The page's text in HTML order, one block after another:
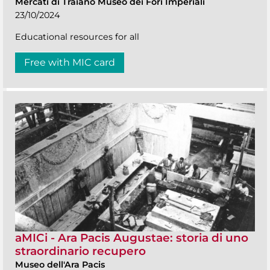
23/10/2024
Educational resources for all
Free with MIC card
aMICi - Ara Pacis Augustae: storia di uno
straordinario recupero
Museo dell'Ara Pacis